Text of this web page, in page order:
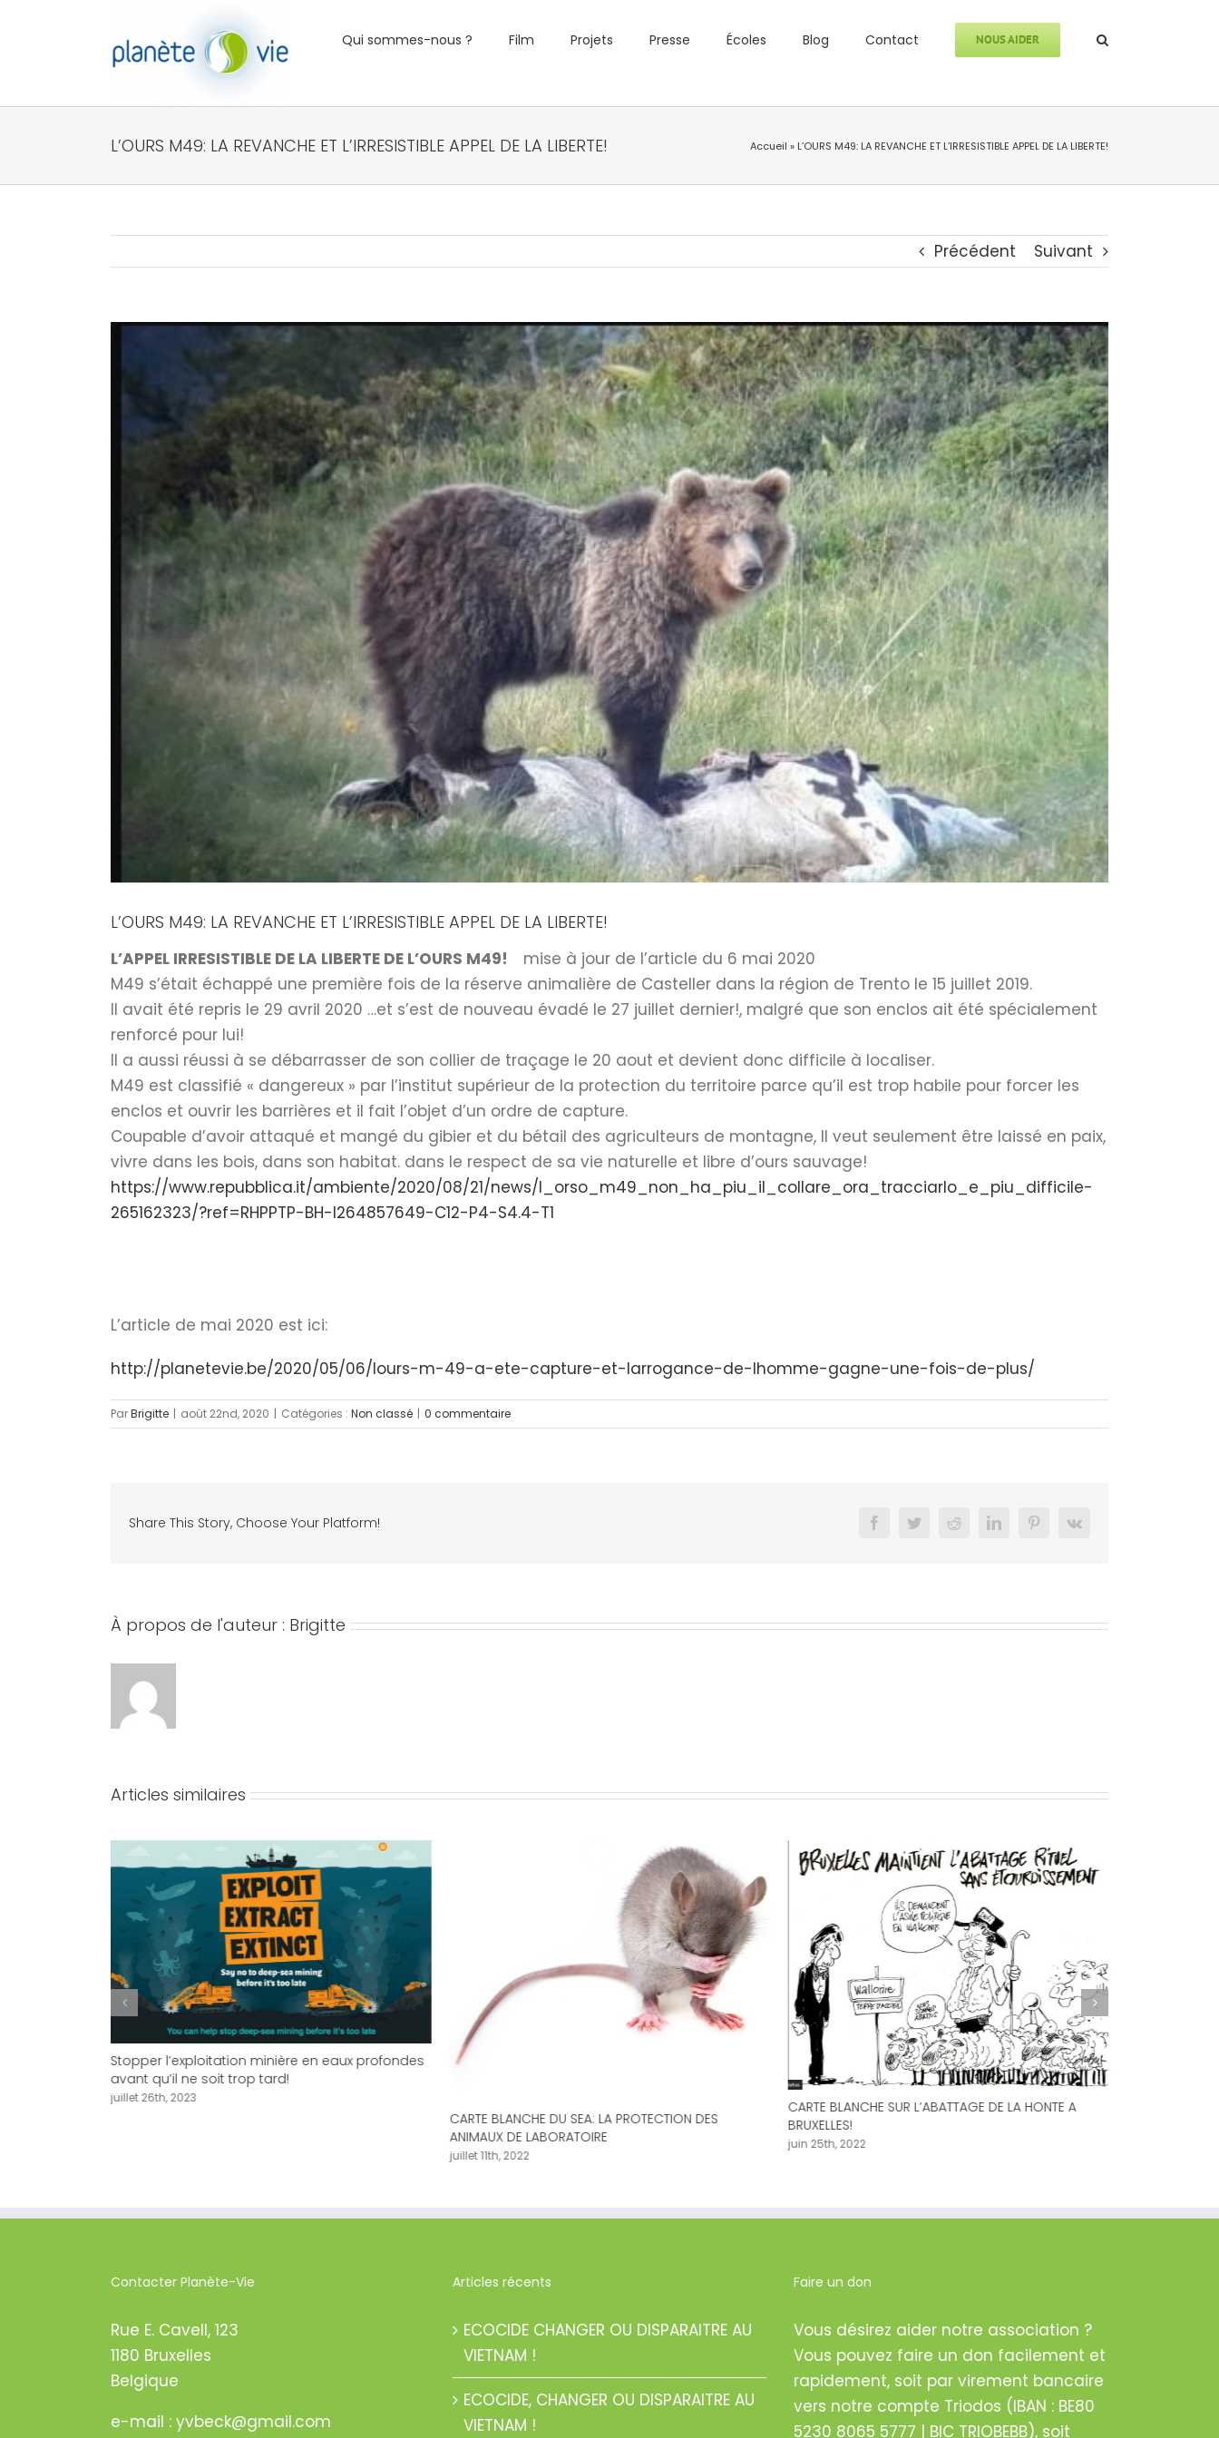
Qui sommes-nous ? Film Projets Presse Écoles Blog Contact NOUS AIDER
L’OURS M49: LA REVANCHE ET L’IRRESISTIBLE APPEL DE LA LIBERTE! Accueil » L’OURS M49: LA REVANCHE ET L’IRRESISTIBLE APPEL DE LA LIBERTE!
Précédent Suivant
Voir
agrandie
L’OURS M49: LA REVANCHE ET L’IRRESISTIBLE APPEL DE LA LIBERTE!
L’APPEL IRRESISTIBLE DE LA LIBERTE DE L’OURS M49!
mise à jour de l’article du 6 mai 2020
M49 s’était échappé une première fois de la réserve animalière de Casteller dans la région de Trento le 15 juillet 2019.
Il avait été repris le 29 avril 2020 …et s’est de nouveau évadé le 27 juillet dernier!, malgré que son enclos ait été spécialement
renforcé pour lui!
Il a aussi réussi à se débarrasser de son collier de traçage le 20 aout et devient donc difficile à localiser.
M49 est classifié « dangereux » par l’institut supérieur de la protection du territoire parce qu’il est trop habile pour forcer les
enclos et ouvrir les barrières et il fait l’objet d’un ordre de capture.
Coupable d’avoir attaqué et mangé du gibier et du bétail des agriculteurs de montagne, Il veut seulement être laissé en paix,
vivre dans les bois, dans son habitat. dans le respect de sa vie naturelle et libre d’ours sauvage!
https://www.repubblica.it/ambiente/2020/08/21/news/l_orso_m49_non_ha_piu_il_collare_ora_tracciarlo_e_piu_difficile-
265162323/?ref=RHPPTP-BH-I264857649-C12-P4-S4.4-T1
L’article de mai 2020 est ici:
http://planetevie.be/2020/05/06/lours-m-49-a-ete-capture-et-larrogance-de-lhomme-gagne-une-fois-de-plus/
ParBrigitte | août 22nd, 2020 | Catégories : Non classé | 0 commentaire
Share This Story, Choose Your Platform! FacebookTwitterReddit LinkedInPinterest
Vk
À propos de l'auteur : Brigitte
Articles similaires
Stopper l’exploitation minière en eaux profondes
avant qu’il ne soit trop tard!
juillet 26th, 2023
CARTE BLANCHE DU SEA: LA PROTECTION DES
ANIMAUX DE LABORATOIRE
juillet 11th, 2022
CARTE BLANCHE SUR L’ABATTAGE DE LA HONTE A
BRUXELLES!
juin 25th, 2022
Contacter Planète-Vie
Rue E. Cavell, 123
1180 Bruxelles
Belgique
e-mail : yvbeck@gmail.com
Articles récents
ECOCIDE CHANGER OU DISPARAITRE AU
VIETNAM !
ECOCIDE, CHANGER OU DISPARAITRE AU
VIETNAM !
Faire un don
Vous désirez aider notre association ?
Vous pouvez faire un don facilement et
rapidement, soit par virement bancaire
vers notre compte Triodos (IBAN : BE80
5230 8065 5777 | BIC TRIOBEBB), soit